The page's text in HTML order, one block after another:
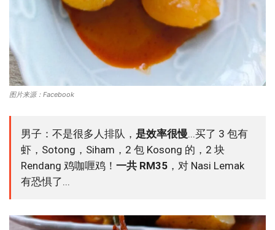
图片来源：Facebook
男子：不是很多人排队， 是效率很慢...买了 3 包有
虾，Sotong，Siham，2 包 Kosong 的，2 块
Rendang 鸡咖喱鸡！ 一共 RM35 ，对 Nasi Lemak
有恐惧了...